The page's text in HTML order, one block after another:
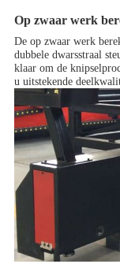
Op zwaar werk
De op zwaar werk
dubbele dwarsstraal
klaar om de
u uitstekende